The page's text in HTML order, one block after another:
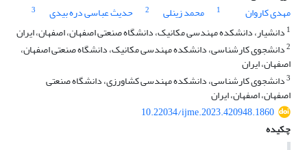
مهدی کاروان
1 محمد زینلی 2 حدیث عباسی دره بیدی
3
1 دانشیار، دانشکده مهندسی مکانیک، دانشگاه صنعتی اصفهان، اصفهان، ایران
2دانشجوی کارشناسی، دانشکده مهندسی مکانیک، دانشگاه صنعتی اصفهان،
اصفهان، ایران
3دانشجوی کارشناسی، دانشکده مهندسی کشاورزی، دانشگاه صنعتی
اصفهان، اصفهان، ایران
10.22034/ijme.2023.420948.1860
چکیده